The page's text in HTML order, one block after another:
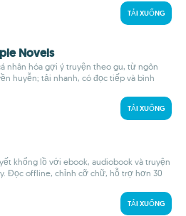
TẢI XUỐNG
Novels
nhân hóa gợi ý truyện theo gu, từ ngôn
huyễn; tải nhanh, có đọc tiếp và bình
TẢI XUỐNG
khổng lồ với ebook, audiobook và truyện
Đọc offline, chỉnh cỡ chữ, hỗ trợ hơn 30
TẢI XUỐNG